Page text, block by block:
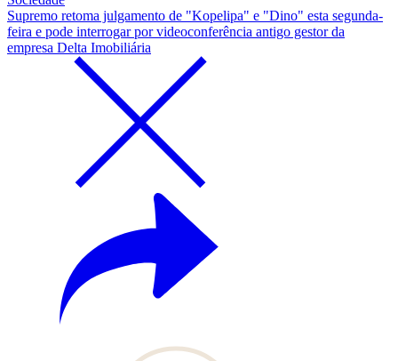
Supremo retoma julgamento de "Kopelipa" e "Dino" esta segunda-
feira e pode interrogar por videoconferência antigo gestor da
empresa Delta Imobiliária